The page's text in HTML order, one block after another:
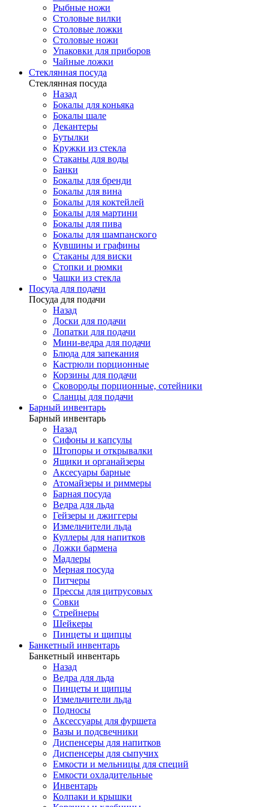
Рыбные ножи
Столовые вилки
Столовые ложки
Столовые ножи
Упаковки для приборов
Чайные ложки
Стеклянная посуда
Стеклянная посуда
Назад
Бокалы для коньяка
Бокалы шале
Декантеры
Бутылки
Кружки из стекла
Стаканы для воды
Банки
Бокалы для бренди
Бокалы для вина
Бокалы для коктейлей
Бокалы для мартини
Бокалы для пива
Бокалы для шампанского
Кувшины и графины
Стаканы для виски
Стопки и рюмки
Чашки из стекла
Посуда для подачи
Посуда для подачи
Назад
Доски для подачи
Лопатки для подачи
Мини-ведра для подачи
Блюда для запекания
Кастрюли порционные
Корзины для подачи
Сковороды порционные, сотейники
Сланцы для подачи
Барный инвентарь
Барный инвентарь
Назад
Сифоны и капсулы
Штопоры и открывалки
Ящики и органайзеры
Аксесуары барные
Атомайзеры и риммеры
Барная посуда
Ведра для льда
Гейзеры и джиггеры
Измельчители льда
Куллеры для напитков
Ложки бармена
Мадлеры
Мерная посуда
Питчеры
Прессы для цитрусовых
Совки
Стрейнеры
Шейкеры
Пинцеты и щипцы
Банкетный инвентарь
Банкетный инвентарь
Назад
Ведра для льда
Пинцеты и щипцы
Измельчители льда
Подносы
Аксессуары для фуршета
Вазы и подсвечники
Диспенсеры для напитков
Диспенсеры для сыпучих
Емкости и мельницы для специй
Емкости охладительные
Инвентарь
Колпаки и крышки